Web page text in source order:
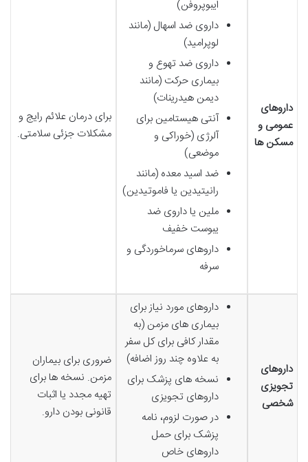
داروهای
عمومی و
مسکن ها
ایبوپروفن)
داروی ضد اسهال (مانند
لوپرامید)
داروی ضد تهوع و
بیماری حرکت (مانند
دیمن هیدرینات)
آنتی هیستامین برای
آلرژی (خوراکی و
موضعی)
ضد اسید معده (مانند
رانیتیدین یا فاموتیدین)
ملین یا داروی ضد
یبوست خفیف
داروهای سرماخوردگی و
سرفه
برای درمان علائم رایج و
مشکلات جزئی سلامتی.
داروهای
تجویزی
شخصی
داروهای مورد نیاز برای
بیماری های مزمن (به
مقدار کافی برای کل سفر
به علاوه چند روز اضافه)
نسخه های پزشک برای
داروهای تجویزی
در صورت لزوم، نامه
پزشک برای حمل
داروهای خاص
ضروری برای بیماران
مزمن. نسخه ها برای
تهیه مجدد یا اثبات
قانونی بودن دارو.